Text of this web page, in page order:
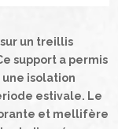
un treillis
support a permis
isolation
estivale. Le
et mellifère